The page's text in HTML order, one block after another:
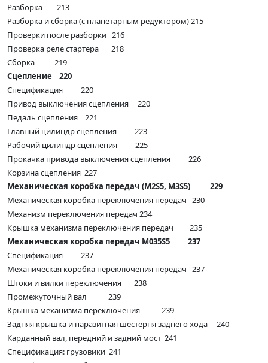
Разборка 213
Разборка и сборка (с планетарным редуктором) 215
Проверки после разборки 216
Проверка реле стартера 218
Сборка 219
Сцепление 220
Спецификация 220
Привод выключения сцепления 220
Педаль сцепления 221
Главный цилиндр сцепления 223
Рабочий цилиндр сцепления 225
Прокачка привода выключения сцепления 226
Корзина сцепления 227
Механическая коробка передач (M2S5, M3S5) 229
Механическая коробка переключения передач 230
Механизм переключения передач 234
Крышка механизма переключения передач 235
Механическая коробка передач M035S5 237
Спецификация 237
Механическая коробка переключения передач 237
Штоки и вилки переключения 238
Промежуточный вал 239
Крышка механизма переключения 239
Задняя крышка и паразитная шестерня заднего хода 240
Карданный вал, передний и задний мост 241
Спецификация: грузовики 241